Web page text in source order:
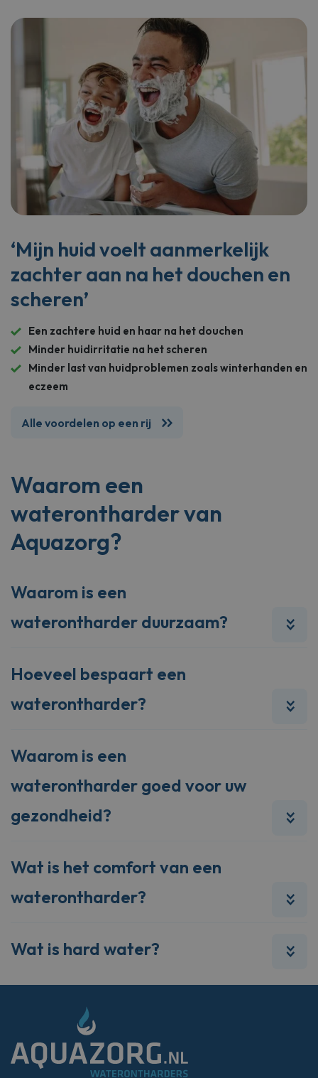
‘Mijn huid voelt aanmerkelijk
zachter aan na het douchen en
scheren’
Een zachtere huid en haar na het douchen
Minder huidirritatie na het scheren
Minder last van huidproblemen zoals winterhanden en
eczeem
Alle voordelen op een rij
Waarom een
waterontharder van
Aquazorg?
Waarom is een
waterontharder duurzaam?
Hoeveel bespaart een
waterontharder?
Waarom is een
waterontharder goed voor uw
gezondheid?
Wat is het comfort van een
waterontharder?
Wat is hard water?